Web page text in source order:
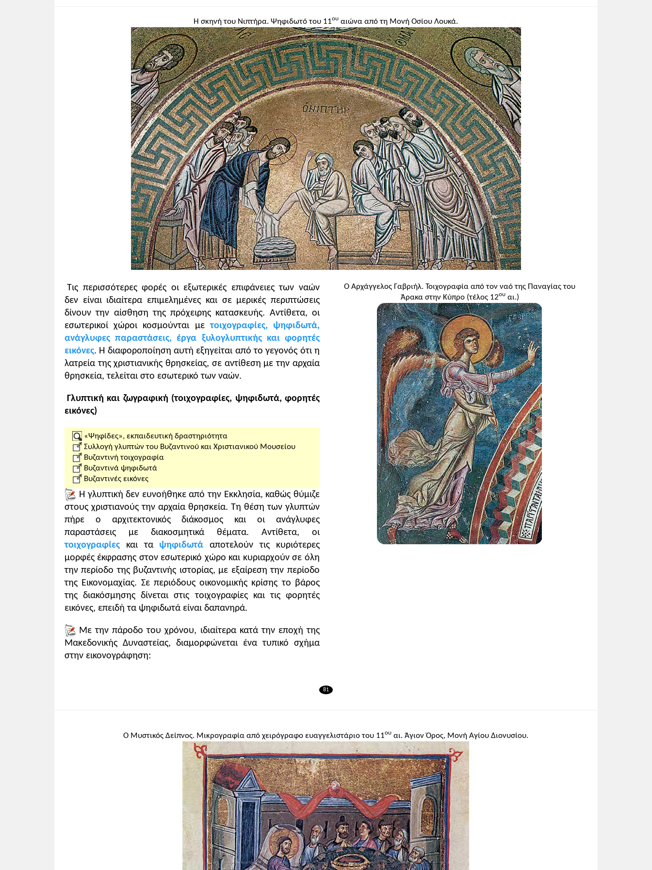
Πέμπτη εικόνα:Ο Μυστικός Δείπνος. Μία από τις 74 μικρογραφίες με τις οποίες διακοσμείται το ευαγγελιστάριο της Μονής Διονυσίου,
ένα από τα μεγαλοπρεπέστερα χειρόγραφα του 11ουαι. Ένα τόσο λαμπρό και περίτεχνο έργο πρέπει να είναι δημιούργημα του
βιβλιογραφικού εργαστηρίου του παλατιού. Στη μικρογραφία δεν δίνεται έμφαση στην εξωτερική εμφάνιση των μορφών ούτε στην
προοπτική του χώρου, με στόχο να τονιστεί η πνευματικότητα της απεικονιζόμενης σκηνής. Παρατηρείται μια τάση προς την αφαίρεση
και την εξαΰλωση, που ταιριάζει στη μικρή εικόνα, στόλισμα μιας σελίδας βιβλίου. Πάντως, οι μορφές διατηρούν τη χάρη και την
ευκινησία τους, στοιχείο που θυμίζει μοτίβα της κλασικής παράδοσης.
Ο ευαγγελισμός της Θεοτόκου. Πρόκειται για έργο μεγάλου καλλιτέχνη που, μαζί με άλλες εικόνες έφθασε στην Αχρίδα
από την Κωνσταντινούπολη γύρω στο 1295. Χαρακτηριστική είναι η κλασική τεχνοτροπία αλλά και η συγκρατημένη έκφραση του
Να αξιοποιηθείκαι η εικόνα στην εισαγωγική σελίδα του ΚεφαλαίουΗ Γέννηση, Μικρογραφία από το Ευαγγελιστάριο της Mονής
Μεγίστης Λαύρας του Αγίου Όρους(σ. 69).
Έβδομη εικόνα:Σελίδα από χειρόγραφο ψαλτήρι του 9ουαιώνα. Οι σελίδες των ψαλτηρίων διακοσμούνται στο περιθώριο με
μικρογραφίες. Τα ψαλτήρια αυτά ονομάζονταιμοναστικά. Στη συγκεκριμένη σελίδα αναπαριστώνται οι δέκα πληγές του Φαραώ.
Υπάρχουν και ψαλτήρια με ολοσέλιδες (ή σχεδόν) μικρογραφίες, τα οποία λέγονταιαριστοκρατικά.
:Χρυσό νόμισμα του αυτοκράτορα Νικηφόρου Α'. Τα νομίσματα ως ιστορική πηγή κατατάσσονται στις άμεσες πηγές.
Απεικονίζονται σ' αυτά σημαντικές ιστορικές προσωπικότητες (π.χ. Φίλιππος, Μέγας Αλέξανδρος, βυζαντινοί αυτοκράτορες),
πληροφορούμαστε για την πολιτική κατάσταση και το πολίτευμα (από τις επιγραφή πάνω σ' αυτό ή από τις μορφές που προβάλλονται),
την οικονομική κατάσταση (πόσα κυκλοφορούσαν και ποια αγοραστική αξία είχαν τα νομίσματα), την έκταση των εμπορικών ανταλλαγών
(πού βρέθηκαν νομίσματα), τις θρησκευτικές και καλλιτεχνικές τάσεις (σχήματα, σύμβολα, τρόπος απεικόνισης μορφών), την κρατική
ιδεολογία (από τις επιγραφή και τα σύμβολα) και άλλα.
Κλείσιμο
Η σκηνή του Νιπτήρα. Ψηφιδωτό του 11ου αιώνα από τη Μονή Οσίου Λουκά.
Τις περισσότερες φορές οι εξωτερικές επιφάνειες των ναών
δεν είναι ιδιαίτερα επιμελημένες και σε μερικές περιπτώσεις
δίνουν την αίσθηση της πρόχειρης κατασκευής. Αντίθετα, οι
εσωτερικοί χώροι κοσμούνται μετοιχογραφίες, ψηφιδωτά,
ανάγλυφες παραστάσεις, έργα ξυλογλυπτικής και φορητές
εικόνες. Η διαφοροποίηση αυτή εξηγείται από το γεγονός ότι η
λατρεία της χριστιανικής θρησκείας, σε αντίθεση με την αρχαία
θρησκεία, τελείται στο εσωτερικό των ναών.
Γλυπτική και ζωγραφική (τοιχογραφίες, ψηφιδωτά, φορητές
εικόνες)
«Ψηφίδες», εκπαιδευτική δραστηριότητα
Συλλογή γλυπτών του Βυζαντινού και Χριστιανικού Μουσείου
Βυζαντινή τοιχογραφία
Βυζαντινά ψηφιδωτά
Βυζαντινές εικόνες
Η γλυπτική δεν ευνοήθηκε από την Εκκλησία, καθώς θύμιζε
στους χριστιανούς την αρχαία θρησκεία. Τη θέση των γλυπτών
πήρε ο αρχιτεκτονικός διάκοσμος και οι ανάγλυφες
παραστάσεις με διακοσμητικά θέματα. Αντίθετα, οι
τοιχογραφίεςκαι τα ψηφιδωτά αποτελούν τις κυριότερες
μορφές έκφρασης στον εσωτερικό χώρο και κυριαρχούν σε όλη
την περίοδο της βυζαντινής ιστορίας, με εξαίρεση την περίοδο
της Εικονομαχίας. Σε περιόδους οικονομικής κρίσης το βάρος
της διακόσμησης δίνεται στις τοιχογραφίες και τις φορητές
εικόνες, επειδή τα ψηφιδωτά είναι δαπανηρά.
Με την πάροδο του χρόνου, ιδιαίτερα κατά την εποχή της
Μακεδονικής Δυναστείας, διαμορφώνεται ένα τυπικό σχήμα
στην εικονογράφηση:
Ο Αρχάγγελος Γαβριήλ. Τοιχογραφία από τον ναό της Παναγίας του
Άρακα στην Κύπρο (τέλος 12ουαι.)
81
Ο Μυστικός Δείπνος. Μικρογραφία από χειρόγραφο ευαγγελιστάριο του 11ου αι. Άγιον Όρος, Μονή Αγίου Διονυσίου.